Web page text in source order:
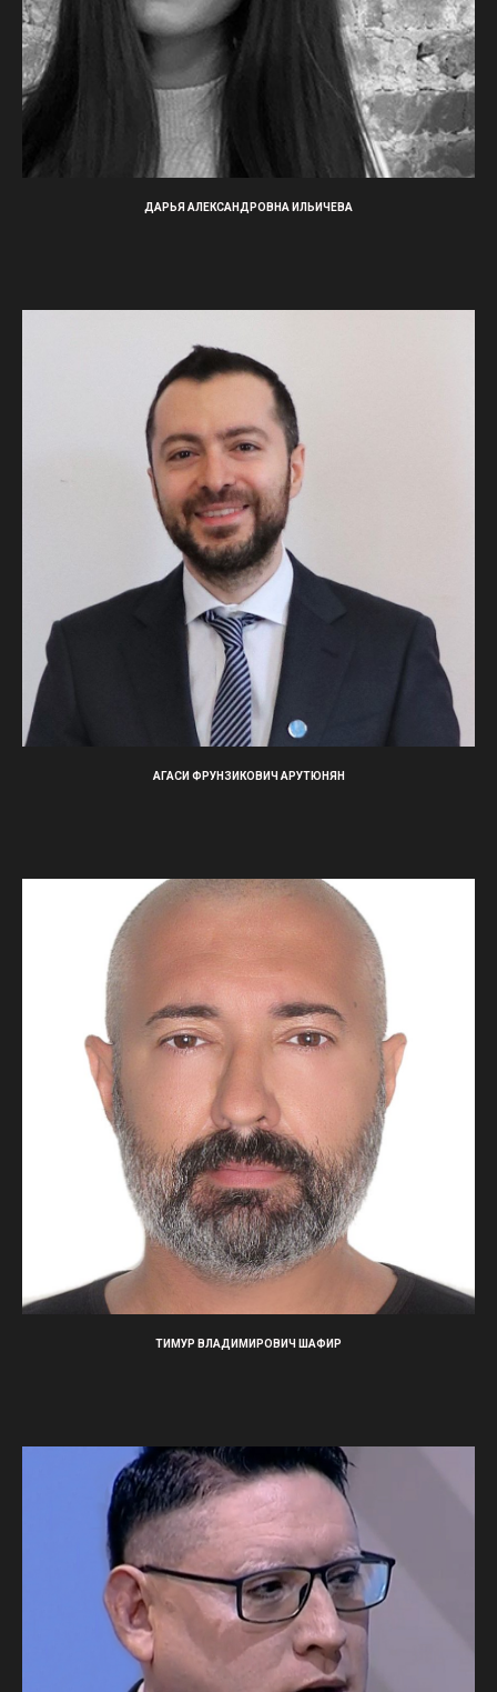
ДАРЬЯ АЛЕКСАНДРОВНА ИЛЬИЧЕВА
АГАСИ ФРУНЗИКОВИЧ АРУТЮНЯН
ТИМУР ВЛАДИМИРОВИЧ ШАФИР